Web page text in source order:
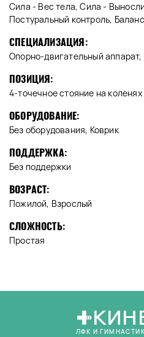
Сила - Вес тела, Сила -
Постуральный контроль,
СПЕЦИАЛИЗАЦИЯ:
Опорно-двигательный
ПОЗИЦИЯ:
4-точечное стояние на коленях
ОБОРУДОВАНИЕ:
Без оборудования, Коврик
ПОДДЕРЖКА:
Без поддержки
ВОЗРАСТ:
Пожилой, Взрослый
СЛОЖНОСТЬ:
Простая
ЛФК И